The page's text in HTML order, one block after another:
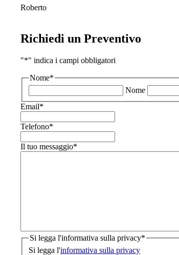
Roberto
Richiedi un Preventivo
"*" indica i campi obbligatori
Nome*
Nome
Email*
Telefono*
Il tuo messaggio*
Si legga l'informativa sulla privacy*
Si legga l'informativa sulla privacy